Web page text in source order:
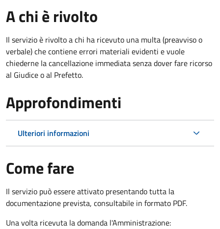
A chi è rivolto
Il servizio è rivolto a chi ha ricevuto una multa (preavviso o
verbale) che contiene errori materiali evidenti e vuole
chiederne la cancellazione immediata senza dover fare ricorso
al Giudice o al Prefetto.
Approfondimenti
Ulteriori informazioni
Come fare
Il servizio può essere attivato presentando tutta la
documentazione prevista, consultabile in formato PDF.
Una volta ricevuta la domanda l'Amministrazione: